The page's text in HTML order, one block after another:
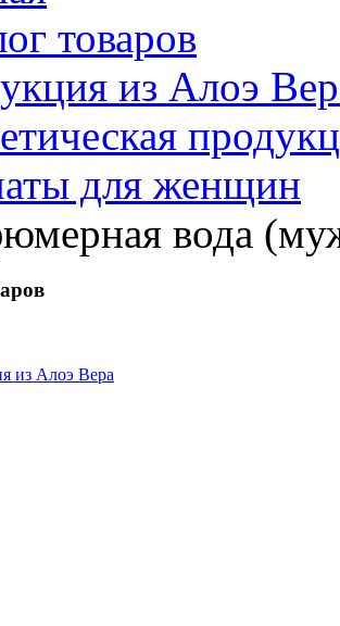
товаров
из Алоэ
для женщин
вода
из Алоэ Вера